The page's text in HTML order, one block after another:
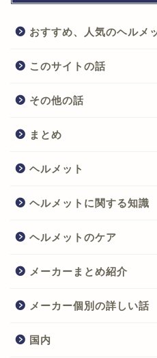
おすすめ、人気のヘルメ
このサイトの話
その他の話
まとめ
ヘルメット
ヘルメットに関する知識
ヘルメットのケア
メーカーまとめ紹介
メーカー個別の詳しい話
国内